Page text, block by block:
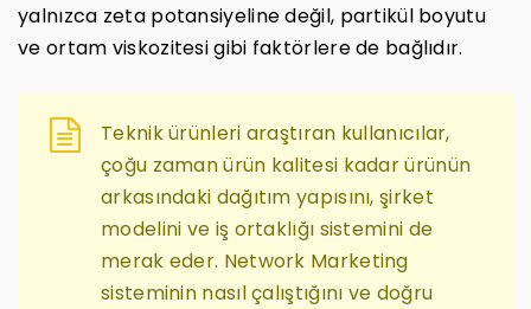
yalnızca zeta potansiyeline değil, partikül boyutu
ve ortam viskozitesi gibi faktörlere de bağlıdır.
Teknik ürünleri araştıran kullanıcılar,
çoğu zaman ürün kalitesi kadar ürünün
arkasındaki dağıtım yapısını, şirket
modelini ve iş ortaklığı sistemini de
merak eder. Network Marketing
sisteminin nasıl çalıştığını ve doğru